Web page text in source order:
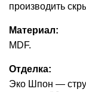
производить
Материал:
MDF.
Отделка:
Эко Шпон —